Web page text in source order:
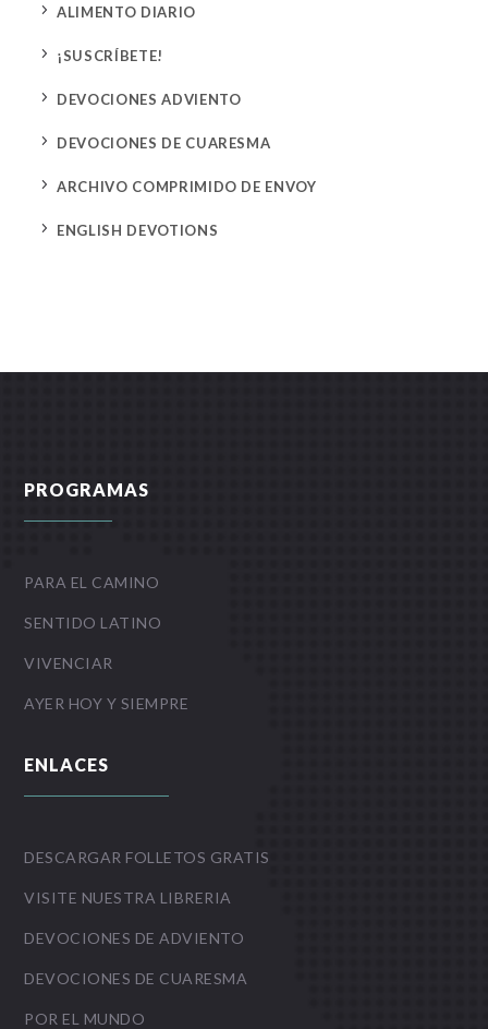
5 ALIMENTO DIARIO
5 ¡SUSCRÍBETE!
5 DEVOCIONES ADVIENTO
5 DEVOCIONES DE CUARESMA
5 ARCHIVO COMPRIMIDO DE ENVOY
5 ENGLISH DEVOTIONS
PROGRAMAS
PARA EL CAMINO
SENTIDO LATINO
VIVENCIAR
AYER HOY Y SIEMPRE
ENLACES
DESCARGAR FOLLETOS GRATIS
VISITE NUESTRA LIBRERIA
DEVOCIONES DE ADVIENTO
DEVOCIONES DE CUARESMA
POR EL MUNDO